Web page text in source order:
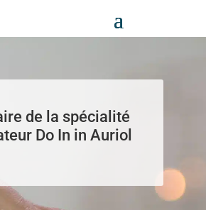
de la spécialité
Do In in Auriol